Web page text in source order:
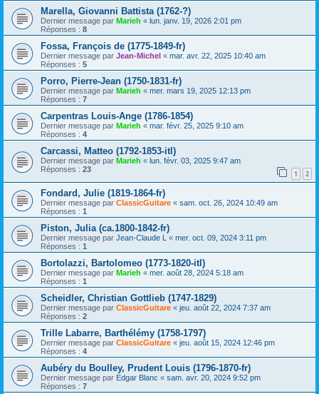
Marella, Giovanni Battista (1762-?)
Dernier message par Marieh « lun. janv. 19, 2026 2:01 pm
Réponses : 8
Fossa, François de (1775-1849-fr)
Dernier message par Jean-Michel « mar. avr. 22, 2025 10:40 am
Réponses : 5
Porro, Pierre-Jean (1750-1831-fr)
Dernier message par Marieh « mer. mars 19, 2025 12:13 pm
Réponses : 7
Carpentras Louis-Ange (1786-1854)
Dernier message par Marieh « mar. févr. 25, 2025 9:10 am
Réponses : 4
Carcassi, Matteo (1792-1853-itl)
Dernier message par Marieh « lun. févr. 03, 2025 9:47 am
Réponses : 23 1 2
Fondard, Julie (1819-1864-fr)
Dernier message par ClassicGuitare « sam. oct. 26, 2024 10:49 am
Réponses : 1
Piston, Julia (ca.1800-1842-fr)
Dernier message par Jean-Claude L « mer. oct. 09, 2024 3:11 pm
Réponses : 1
Bortolazzi, Bartolomeo (1773-1820-itl)
Dernier message par Marieh « mer. août 28, 2024 5:18 am
Réponses : 1
Scheidler, Christian Gottlieb (1747-1829)
Dernier message par ClassicGuitare « jeu. août 22, 2024 7:37 am
Réponses : 2
Trille Labarre, Barthélémy (1758-1797)
Dernier message par ClassicGuitare « jeu. août 15, 2024 12:46 pm
Réponses : 4
Aubéry du Boulley, Prudent Louis (1796-1870-fr)
Dernier message par Edgar Blanc « sam. avr. 20, 2024 9:52 pm
Réponses : 7